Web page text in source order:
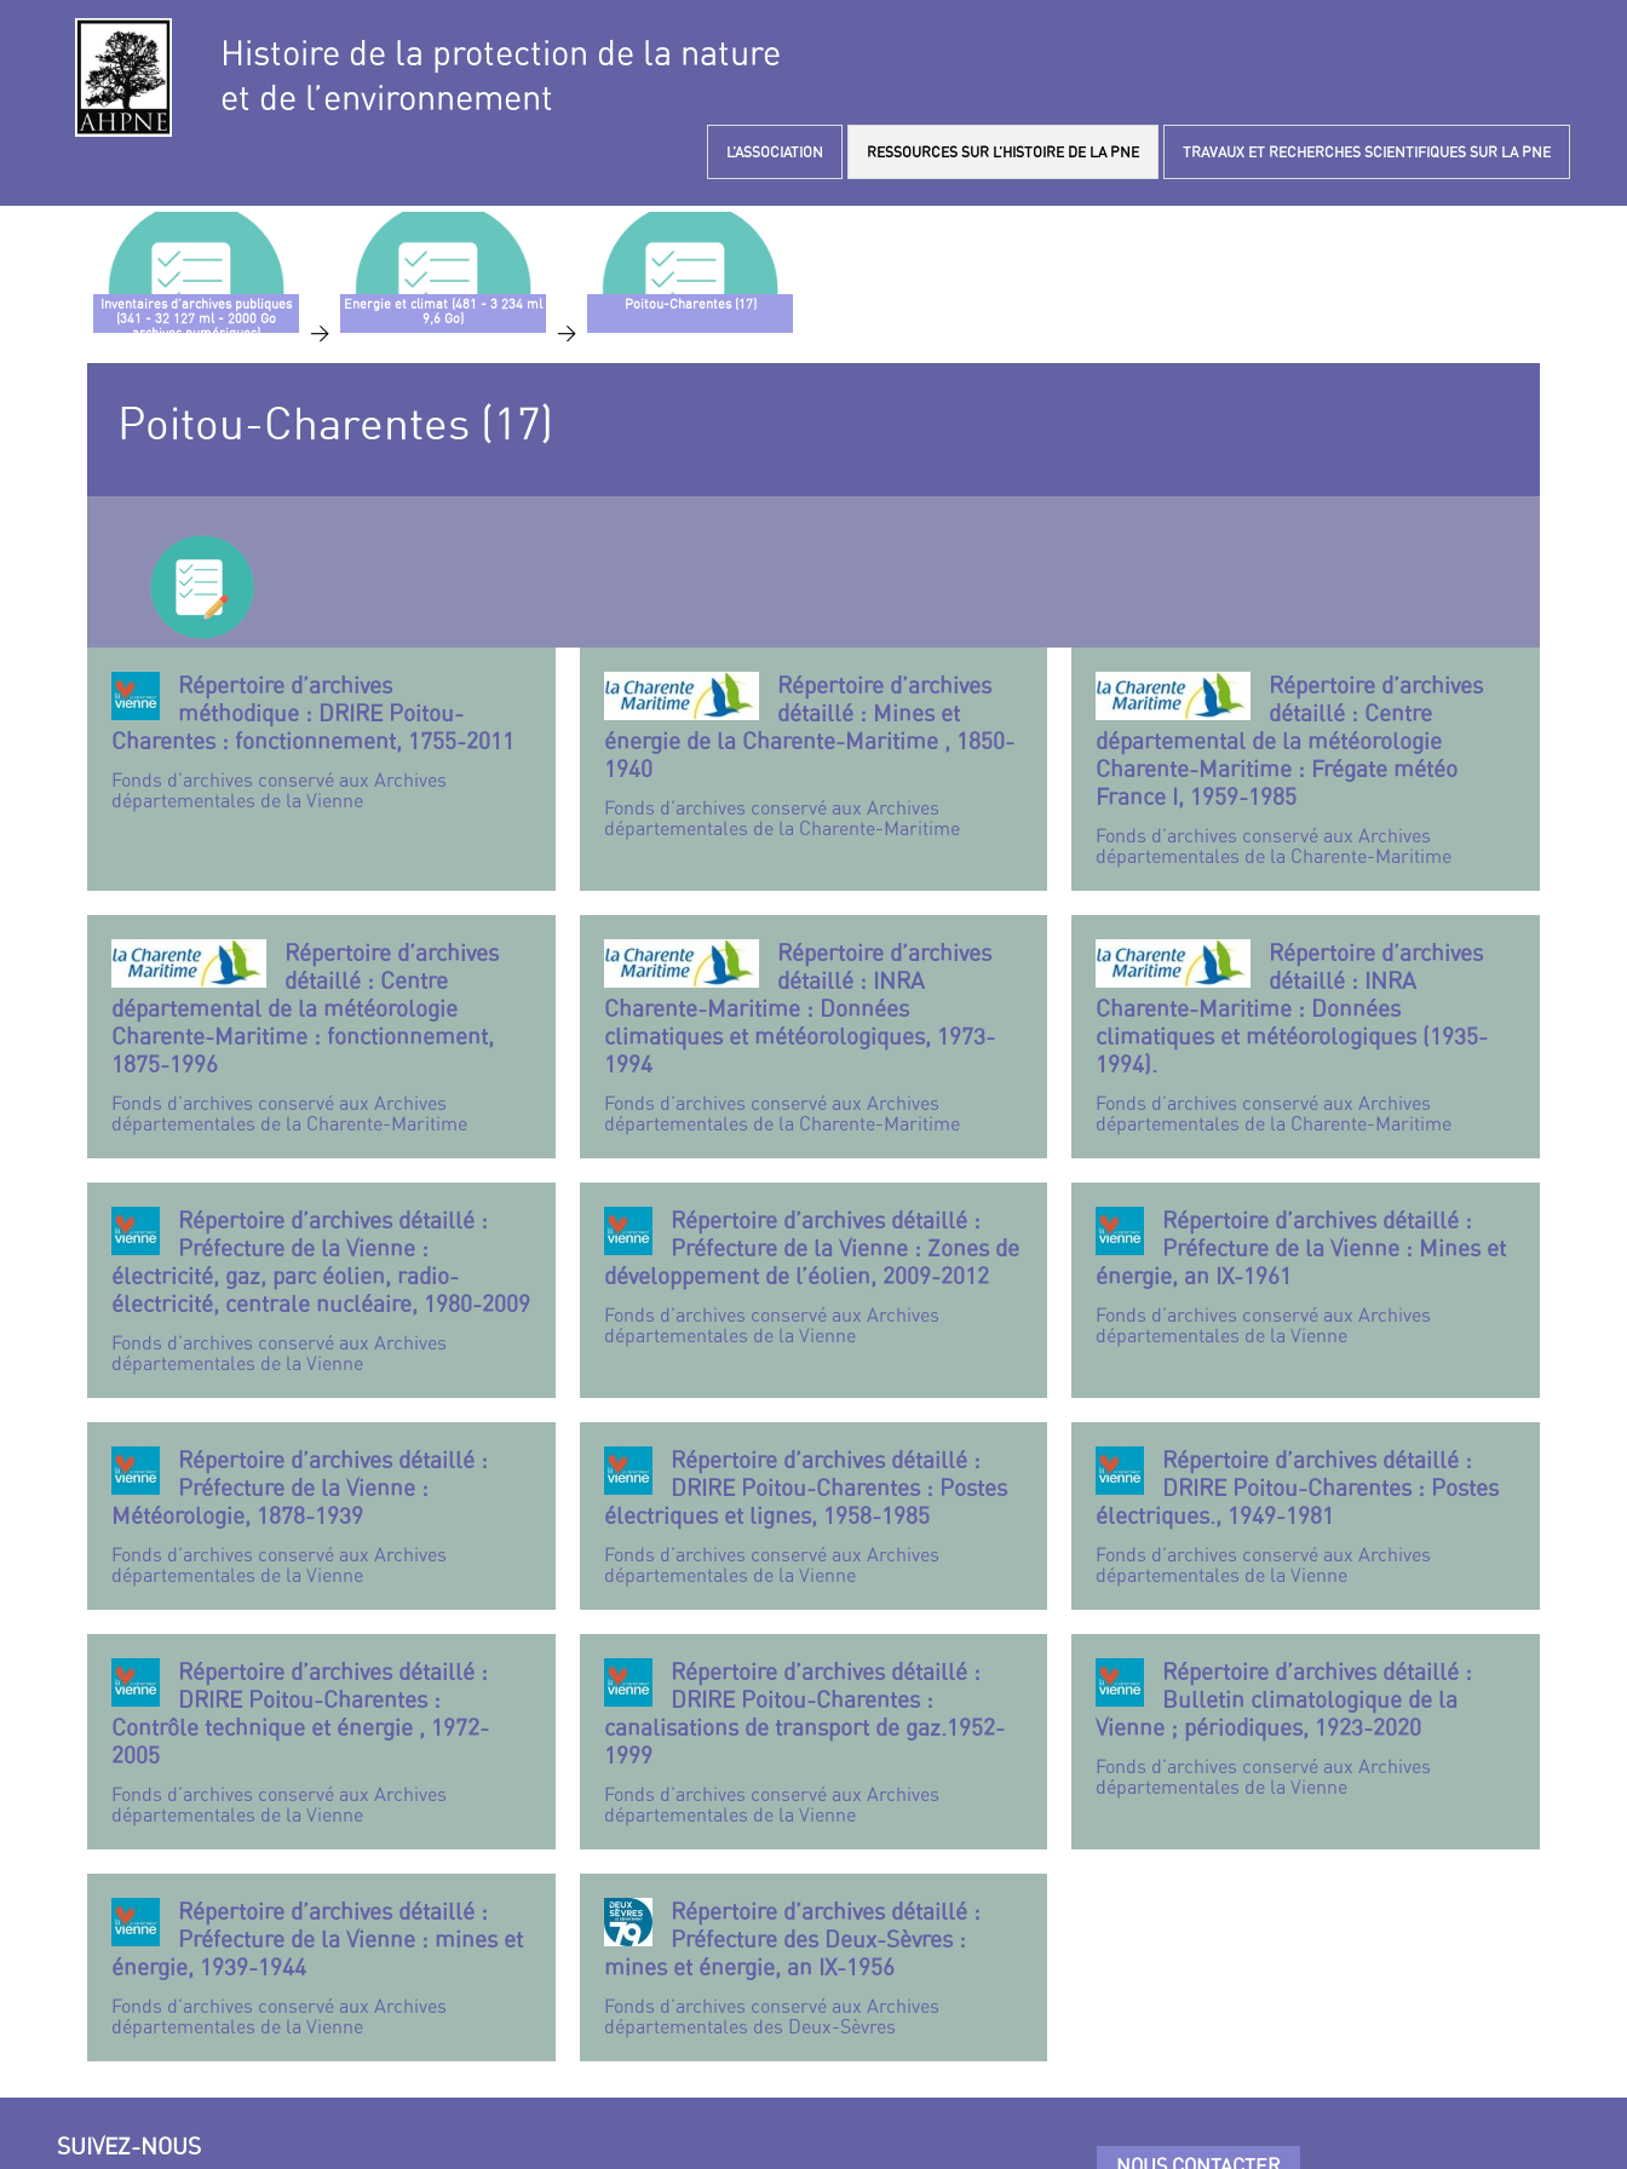
Histoire de la protection de la nature
et de l’environnement
L’ASSOCIATION RESSOURCES SUR L’HISTOIRE DE LA PNE TRAVAUX ET RECHERCHES SCIENTIFIQUES SUR LA PNE
Inventaires d’archives publiques
(341 - 32 127 ml - 2000 Go
archives numériques)
>
Energie et climat (481 - 3 234 ml
9,6 Go)
>
Poitou-Charentes (17)
Poitou-Charentes (17)
Répertoire d’archives
méthodique : DRIRE Poitou-
Charentes : fonctionnement, 1755-2011
Fonds d’archives conservé aux Archives
départementales de la Vienne
Répertoire d’archives
détaillé : Mines et
énergie de la Charente-Maritime , 1850-
1940
Fonds d’archives conservé aux Archives
départementales de la Charente-Maritime
Répertoire d’archives
détaillé : Centre
départemental de la météorologie
Charente-Maritime : Frégate météo
France I, 1959-1985
Fonds d’archives conservé aux Archives
départementales de la Charente-Maritime
Répertoire d’archives
détaillé : Centre
départemental de la météorologie
Charente-Maritime : fonctionnement,
1875-1996
Fonds d’archives conservé aux Archives
départementales de la Charente-Maritime
Répertoire d’archives
détaillé : INRA
Charente-Maritime : Données
climatiques et météorologiques, 1973-
1994
Fonds d’archives conservé aux Archives
départementales de la Charente-Maritime
Répertoire d’archives
détaillé : INRA
Charente-Maritime : Données
climatiques et météorologiques (1935-
1994).
Fonds d’archives conservé aux Archives
départementales de la Charente-Maritime
Répertoire d’archives détaillé :
Préfecture de la Vienne :
électricité, gaz, parc éolien, radio-
électricité, centrale nucléaire, 1980-2009
Fonds d’archives conservé aux Archives
départementales de la Vienne
Répertoire d’archives détaillé :
Préfecture de la Vienne : Zones de
développement de l’éolien, 2009-2012
Fonds d’archives conservé aux Archives
départementales de la Vienne
Répertoire d’archives détaillé :
Préfecture de la Vienne : Mines et
énergie, an IX-1961
Fonds d’archives conservé aux Archives
départementales de la Vienne
Répertoire d’archives détaillé :
Préfecture de la Vienne :
Météorologie, 1878-1939
Fonds d’archives conservé aux Archives
départementales de la Vienne
Répertoire d’archives détaillé :
DRIRE Poitou-Charentes : Postes
électriques et lignes, 1958-1985
Fonds d’archives conservé aux Archives
départementales de la Vienne
Répertoire d’archives détaillé :
DRIRE Poitou-Charentes : Postes
électriques., 1949-1981
Fonds d’archives conservé aux Archives
départementales de la Vienne
Répertoire d’archives détaillé :
DRIRE Poitou-Charentes :
Contrôle technique et énergie , 1972-
2005
Fonds d’archives conservé aux Archives
départementales de la Vienne
Répertoire d’archives détaillé :
DRIRE Poitou-Charentes :
canalisations de transport de gaz.1952-
1999
Fonds d’archives conservé aux Archives
départementales de la Vienne
Répertoire d’archives détaillé :
Bulletin climatologique de la
Vienne ; périodiques, 1923-2020
Fonds d’archives conservé aux Archives
départementales de la Vienne
Répertoire d’archives détaillé :
Préfecture de la Vienne : mines et
énergie, 1939-1944
Fonds d’archives conservé aux Archives
départementales de la Vienne
Répertoire d’archives détaillé :
Préfecture des Deux-Sèvres :
mines et énergie, an IX-1956
Fonds d’archives conservé aux Archives
départementales des Deux-Sèvres
SUIVEZ-NOUS